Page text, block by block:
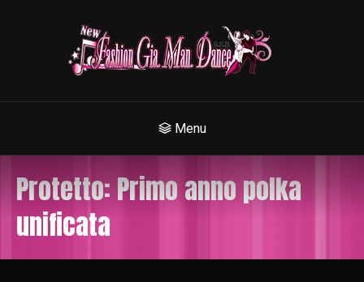
Menu
Protetto: Primo anno polka
unificata